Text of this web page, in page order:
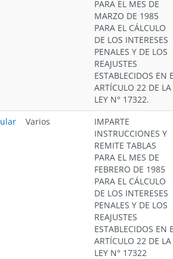
PARA EL MES DE
MARZO DE 1985
PARA EL CÁLCULO
DE LOS INTERESES
PENALES Y DE LOS
REAJUSTES
ESTABLECIDOS EN
ARTÍCULO 22 DE LA
LEY N° 17322.
Varios
IMPARTE
INSTRUCCIONES Y
REMITE TABLAS
PARA EL MES DE
FEBRERO DE 1985
PARA EL CÁLCULO
DE LOS INTERESES
PENALES Y DE LOS
REAJUSTES
ESTABLECIDOS EN
ARTÍCULO 22 DE LA
LEY N° 17322